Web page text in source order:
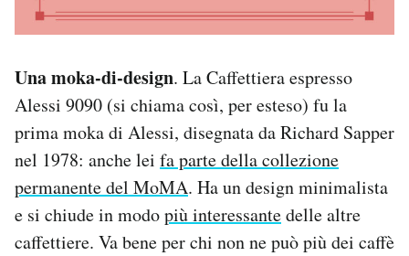
Una moka-di-design. La Caffettiera espresso
Alessi 9090 (si chiama così, per esteso) fu la
prima moka di Alessi, disegnata da Richard Sapper
nel 1978: anche lei fa parte della collezione
permanente del MoMA. Ha un design minimalista
e si chiude in modopiù interessantedelle altre
caffettiere. Va bene per chi non ne può più dei caffè